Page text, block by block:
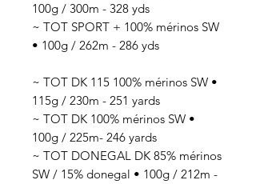
100g / 300m - 328 yds
~ TOT SPORT + 100% mérinos SW
• 100g / 262m - 286 yds
~ TOT DK 115 100% mérinos SW •
115g / 230m - 251 yards
~ TOT DK 100% mérinos SW •
100g / 225m- 246 yards
~ TOT DONEGAL DK 85% mérinos
SW / 15% donegal • 100g / 212m -